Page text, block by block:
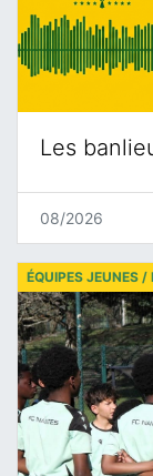
Les
08/2026
ÉQUIPES JEUNES /